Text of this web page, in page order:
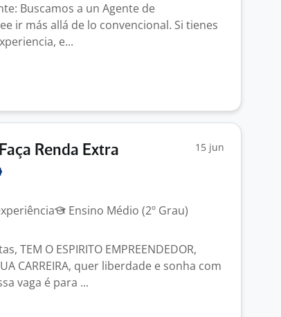
Buscamos a un Agente de
ir más allá de lo convencional. Si tienes
e...
Renda Extra 15 jun
Ensino Médio (2º Grau)
TEM O ESPIRITO EMPREENDEDOR,
CARREIRA, quer liberdade e sonha com
vaga é para ...